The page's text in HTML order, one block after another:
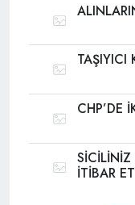
TAŞIYICI
CHP’DE
İTİBAR